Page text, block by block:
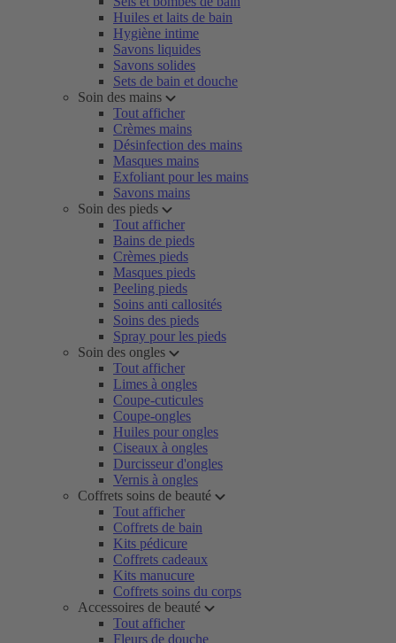
Huiles et laits de bain
Hygiène intime
Savons liquides
Savons solides
Sets de bain et douche
Soin des mains
Tout afficher
Crèmes mains
Désinfection des mains
Masques mains
Exfoliant pour les mains
Savons mains
Soin des pieds
Tout afficher
Bains de pieds
Crèmes pieds
Masques pieds
Peeling pieds
Soins anti callosités
Soins des pieds
Spray pour les pieds
Soin des ongles
Tout afficher
Limes à ongles
Coupe-cuticules
Coupe-ongles
Huiles pour ongles
Ciseaux à ongles
Durcisseur d'ongles
Vernis à ongles
Coffrets soins de beauté
Tout afficher
Coffrets de bain
Kits pédicure
Coffrets cadeaux
Kits manucure
Coffrets soins du corps
Accessoires de beauté
Tout afficher
Fleurs de douche